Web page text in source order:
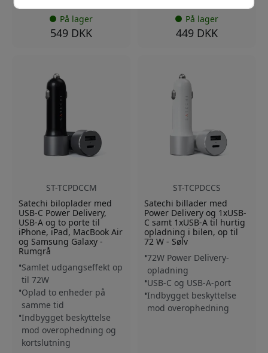
På lager
549 DKK
På lager
449 DKK
ST-TCPDCCM
Satechi biloplader med
USB-C Power Delivery,
USB-A og to porte til
iPhone, iPad, MacBook Air
og Samsung Galaxy -
Rumgrå
Samlet udgangseffekt op
til 72W
Oplad to enheder på
samme tid
Indbygget beskyttelse
mod overophedning og
kortslutning
ST-TCPDCCS
Satechi billader med
Power Delivery og 1xUSB-
C samt 1xUSB-A til hurtig
opladning i bilen, op til
72 W - Sølv
72W Power Delivery-
opladning
USB-C og USB-A-port
Indbygget beskyttelse
mod overophedning